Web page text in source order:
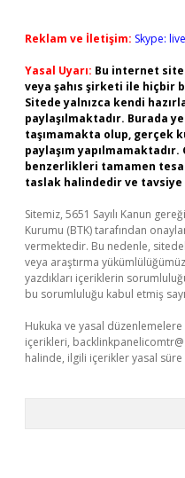
Reklam ve İletişim: Skype:
Yasal Uyarı: Bu internet
veya şahıs şirketi ile hiçbir
Sitede yalnızca kendi
paylaşılmaktadır. Burada
taşımamakta olup, gerçek
paylaşım
benzerlikleri tamamen
taslak halindedir ve
Sitemiz, 5651 Sayılı Kanun
Kurumu (BTK) tarafından
vermektedir. Bu nedenle,
veya araştırma
yazdıkları içeriklerin
bu sorumluluğu kabul etmiş
Hukuka ve yasal
içerikleri,
halinde, ilgili içerikler yasal süre